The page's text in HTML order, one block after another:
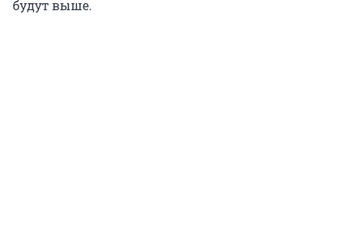
будут выше.